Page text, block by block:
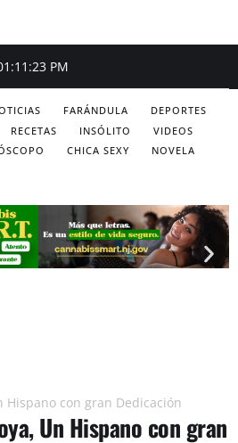
PM
FARÁNDULA
DEPORTES
RECETAS INSÓLITO
VIDEOS
CHICA SEXY NOVELA
Hispano con gran Dedicación
Un Hispano con gran